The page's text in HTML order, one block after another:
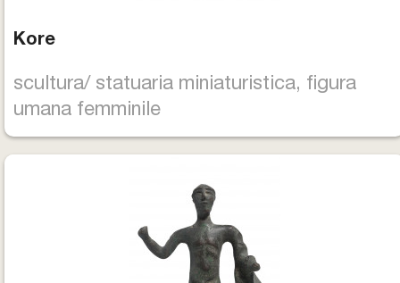
Kore
scultura/ statuaria miniaturistica, figura
umana femminile